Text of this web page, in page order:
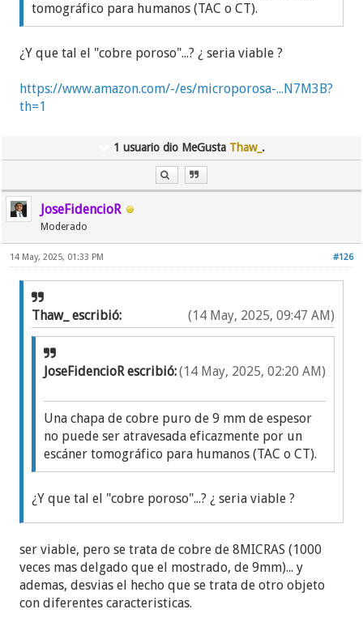
tomográfico para humanos (TAC o CT).
¿Y que tal el "cobre poroso"...? ¿ seria viable ?
https://www.amazon.com/-/es/microporosa-...N7M3B?
th=1
1 usuario dio MeGusta Thaw_ .
JoseFidencioR
Moderado
#126
14 May, 2025, 01:33 PM
(14 May, 2025, 09:47 AM)
Thaw_ escribió:
(14 May, 2025, 02:20 AM)
JoseFidencioR escribió:
Una chapa de cobre puro de 9 mm de espesor
no puede ser atravesada eficazmente por un
escáner tomográfico para humanos (TAC o CT).
¿Y que tal el "cobre poroso"...? ¿ seria viable ?
th=1
ser viable, pero se trata de cobre de 8MICRAS (1000
veces mas delgado que el mostrado, de 9mm)... y
ademas, desvias el hecho que se trata de otro objeto
con diferentes caracteristicas.